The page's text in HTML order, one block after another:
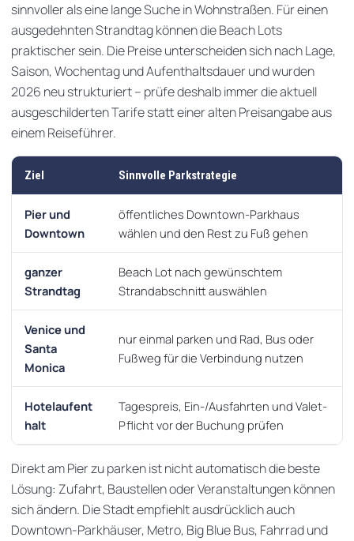
sinnvoller als eine lange Suche in Wohnstraßen. Für einen
ausgedehnten Strandtag können die Beach Lots
praktischer sein. Die Preise unterscheiden sich nach Lage,
Saison, Wochentag und Aufenthaltsdauer und wurden
2026 neu strukturiert – prüfe deshalb immer die aktuell
ausgeschilderten Tarife statt einer alten Preisangabe aus
einem Reiseführer.
Ziel Sinnvolle Parkstrategie
Pier und
Downtown
öffentliches Downtown-Parkhaus
wählen und den Rest zu Fuß gehen
ganzer
Strandtag
Beach Lot nach gewünschtem
Strandabschnitt auswählen
Venice und
Santa
Monica
nur einmal parken und Rad, Bus oder
Fußweg für die Verbindung nutzen
Hotelaufent
halt
Tagespreis, Ein-/Ausfahrten und Valet-
Pflicht vor der Buchung prüfen
Direkt am Pier zu parken ist nicht automatisch die beste
Lösung: Zufahrt, Baustellen oder Veranstaltungen können
sich ändern. Die Stadt empfiehlt ausdrücklich auch
Downtown-Parkhäuser, Metro, Big Blue Bus, Fahrrad und